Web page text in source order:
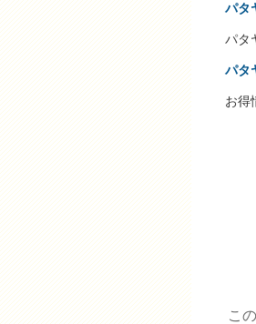
パタ
パタ
パタ
お得
こ